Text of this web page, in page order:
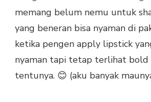
memang belum nemu untuk
yang beneran bisa nyaman di
ketika pengen apply lipstick
nyaman tapi tetap terlihat bold
tentunya. 😊 (aku banyak